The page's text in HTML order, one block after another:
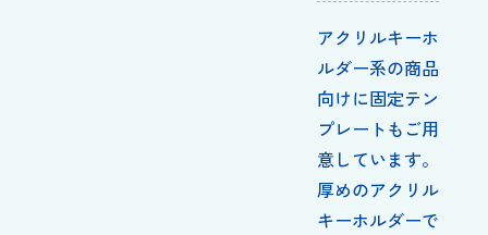
アクリルキーホ
ルダー系の商品
向けに固定テン
プレートもご用
意しています。
厚めのアクリル
キーホルダーで